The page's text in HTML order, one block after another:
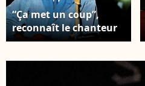
“Ça met un coup”,
reconnaît le chanteur
face à ce départ.